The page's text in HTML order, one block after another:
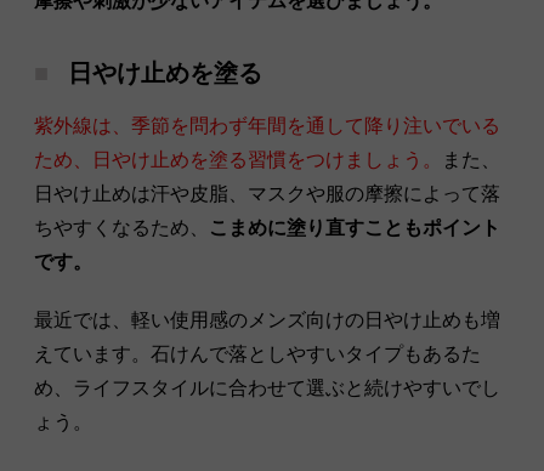
日やけ止めを塗る
紫外線は、季節を問わず年間を通して降り注いでいる
ため、日やけ止めを塗る習慣をつけましょう。
また、
日やけ止めは汗や皮脂、マスクや服の摩擦によって落
ちやすくなるため、
こまめに塗り直すこともポイント
です。
最近では、軽い使用感のメンズ向けの日やけ止めも増
えています。石けんで落としやすいタイプもあるた
め、ライフスタイルに合わせて選ぶと続けやすいでし
ょう。